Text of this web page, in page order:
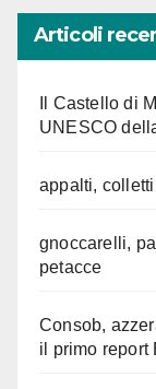
Articoli
Il Castello di
UNESCO
appalti,
gnoccarelli,
petacce
Consob,
il primo report